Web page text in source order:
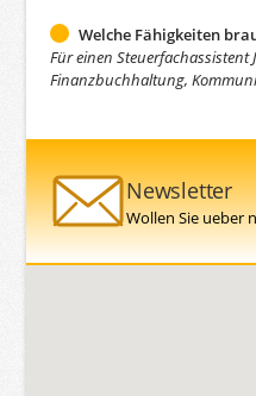
Welche Fähigkeiten
Für einen Steuerfachassistent
Finanzbuchhaltung,
Newsletter
Wollen Sie ueber